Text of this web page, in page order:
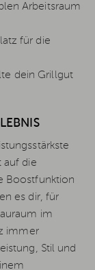
Arbeitsraum
für die
dein Grillgut
auf die
Boostfunktion
es dir, für
im
immer
Stil und